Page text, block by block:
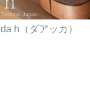
da h（ダアッカ）